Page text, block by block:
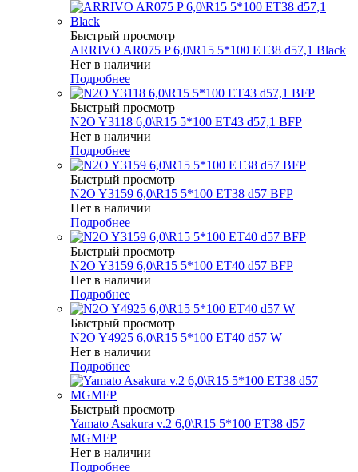
Быстрый просмотр
ARRIVO AR075 P 6,0\R15 5*100 ET38 d57,1 Black
Нет в наличии
Подробнее
Быстрый просмотр
N2O Y3118 6,0\R15 5*100 ET43 d57,1 BFP
Нет в наличии
Подробнее
Быстрый просмотр
N2O Y3159 6,0\R15 5*100 ET38 d57 BFP
Нет в наличии
Подробнее
Быстрый просмотр
N2O Y3159 6,0\R15 5*100 ET40 d57 BFP
Нет в наличии
Подробнее
Быстрый просмотр
N2O Y4925 6,0\R15 5*100 ET40 d57 W
Нет в наличии
Подробнее
Быстрый просмотр
Yamato Asakura v.2 6,0\R15 5*100 ET38 d57
MGMFP
Нет в наличии
Подробнее